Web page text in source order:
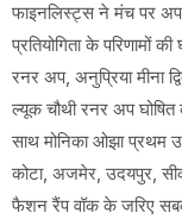
फाइनलिस्ट्स ने मंच पर
प्रतियोगिता के परिणामों
रनर अप, अनुप्रिया मीना
ल्यूक चौथी रनर अप घोषित
साथ मोनिका ओझा प्रथम उप
कोटा, अजमेर, उदयपुर,
फैशन रैंप वॉक के जरिए